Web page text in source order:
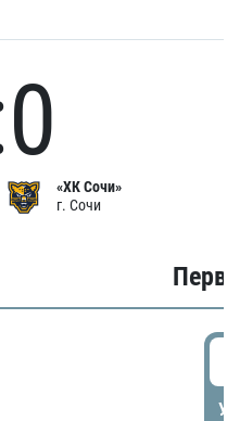
«ХК Сочи»
г. Сочи